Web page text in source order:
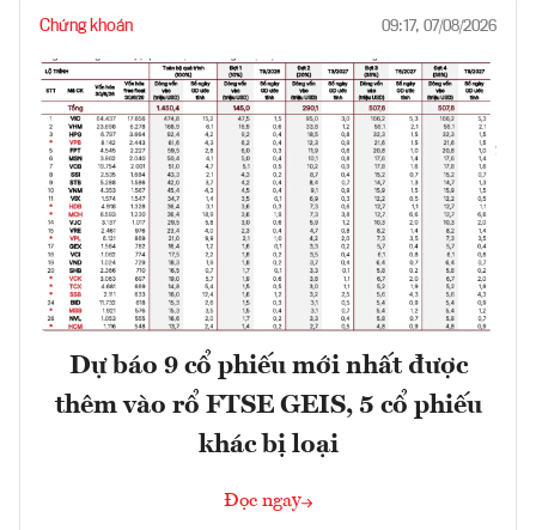
Chứng khoán 09:17, 07/08/2026
Dự báo 9 cổ phiếu mới nhất được
thêm vào rổ FTSE GEIS, 5 cổ phiếu
khác bị loại
Đọc ngay